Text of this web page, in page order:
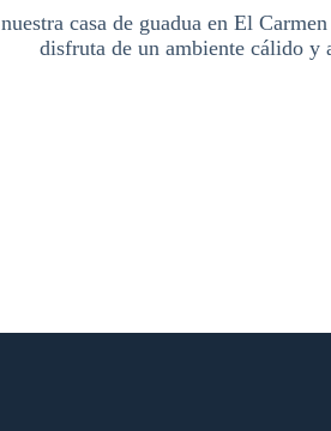
casa de guadua en El
disfruta de un ambiente cálido y